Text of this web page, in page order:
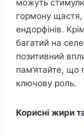
можуть
гормону щастя,
ендорфінів.
багатий на
позитивний
пам’ятайте, що
ключову роль.
Корисні жири